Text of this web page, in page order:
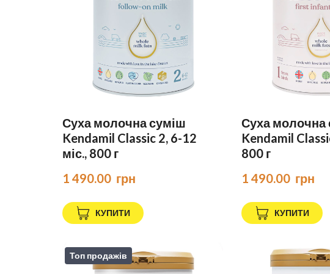
Суха молочна суміш
Kendamil Classic 2, 6-12
міс., 800 г
1 490.00  грн
КУПИТИ
Суха молочна
Kendamil
800 г
1 490.00  грн
КУПИТИ
Топ продажів